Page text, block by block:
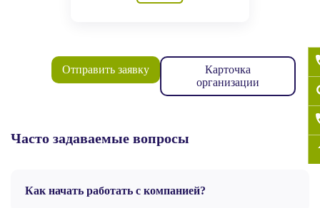
Отправить заявку
Карточка
организации
Часто задаваемые вопросы
Как начать работать с компанией?